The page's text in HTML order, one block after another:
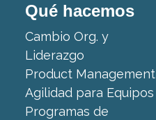
Qué hacemos
Cambio Org. y
Liderazgo
Product Management
Agilidad para Equipos
Programas de